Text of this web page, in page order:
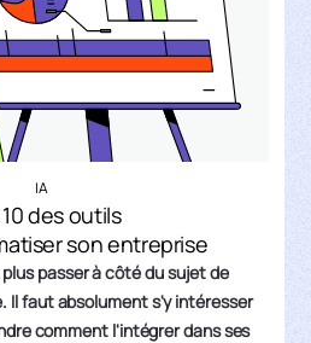
IA
des outils
son entreprise
passer à côté du sujet de
Il faut absolument s'y intéresser
comment l'intégrer dans ses